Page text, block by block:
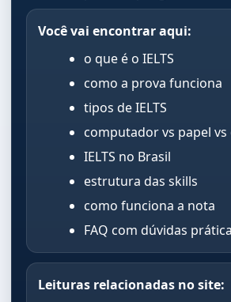
Você vai encontrar aqui:
o que é o IELTS
como a prova funciona
tipos de IELTS
computador vs papel
IELTS no Brasil
estrutura das skills
como funciona a nota
FAQ com dúvidas
Leituras relacionadas no site: